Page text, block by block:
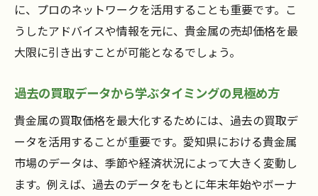
に、プロのネットワークを活用することも重要です。こ
うしたアドバイスや情報を元に、貴金属の売却価格を最
大限に引き出すことが可能となるでしょう。
過去の買取データから学ぶタイミングの見極め方
貴金属の買取価格を最大化するためには、過去の買取デ
ータを活用することが重要です。愛知県における貴金属
市場のデータは、季節や経済状況によって大きく変動し
ます。例えば、過去のデータをもとに年末年始やボーナ